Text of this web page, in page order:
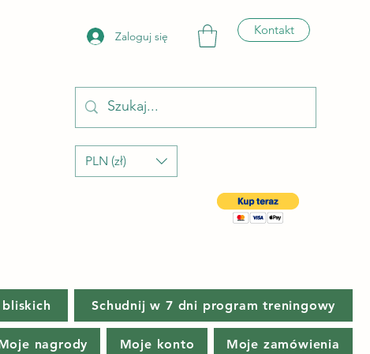
Zaloguj się Kontakt
PLN (zł)
Schudnij w 7 dni program treningowy
nagrody Moje konto Moje zamówienia